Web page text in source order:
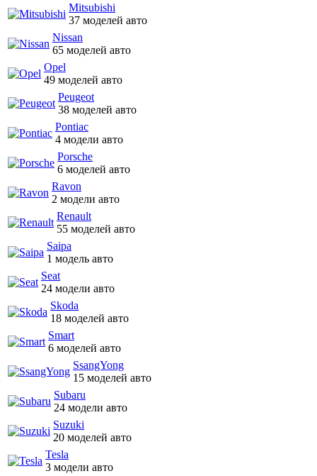
Mitsubishi
37 моделей авто
Nissan
65 моделей авто
Opel
49 моделей авто
Peugeot
38 моделей авто
Pontiac
4 модели авто
Porsche
6 моделей авто
Ravon
2 модели авто
Renault
55 моделей авто
Saipa
1 модель авто
Seat
24 модели авто
Skoda
18 моделей авто
Smart
6 моделей авто
SsangYong
15 моделей авто
Subaru
24 модели авто
Suzuki
20 моделей авто
Tesla
3 модели авто